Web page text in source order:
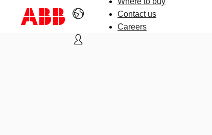
Contact us
Careers